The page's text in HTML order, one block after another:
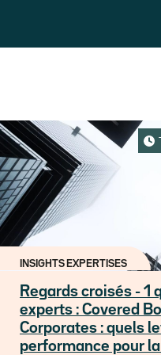
INSIGHTS EXPERTISES
Regards croisés - 1
experts : Covered
Corporates : quels
performance pour